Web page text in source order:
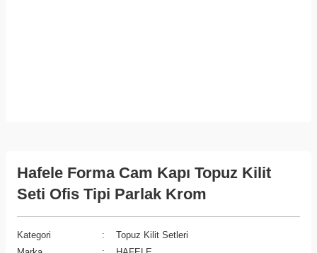
Hafele Forma Cam Kapı Topuz Kilit
Seti Ofis Tipi Parlak Krom
Kategori
Topuz Kilit Setleri